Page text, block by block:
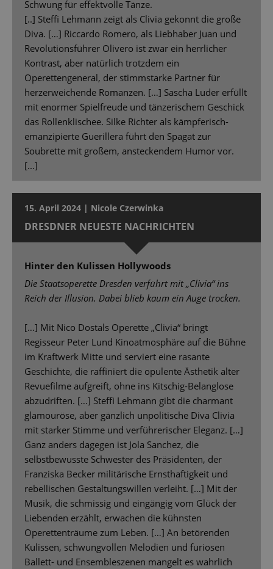
Schwung für effektvolle Tänze.
[..] Steffi Lehmann zeigt als Clivia gekonnt die große
Diva. […] Riccardo Romero, als Liebhaber Juan und
Revolutionsführer Olivero ist zwar ein herrlicher
Kontrast, aber natürlich trotzdem ein
Operettengeneral, der stimmstarke Partner für
herzerweichende Romanzen. […] Sascha Luder erfüllt
mit enormer Spielfreude und tänzerischem Geschick
das Rollenklischee. Silke Richter als kämpferisch-
emanzipierte Guerillera führt den Spagat zur
Soubrette mit großem, ansteckendem Humor vor.
[...]
15. April 2024 | Nicole Czerwinka
DRESDNER NEUESTE NACHRICHTEN
Hinter den Kulissen Hollywoods
Die Staatsoperette Dresden verführt mit „Clivia“ ins
Reich der Illusion. Dabei blieb kaum ein Auge trocken.
[…] Mit Nico Dostals Operette „Clivia“ bringt
Regisseur Peter Lund Kinoatmosphäre auf die Bühne
im Kraftwerk Mitte und serviert eine rasante
Geschichte, die raffiniert die opulente Ästhetik alter
Revuefilme aufgreift, ohne ins Kitschig-Belanglose
abzudriften. […] Steffi Lehmann gibt die charmant
glamouröse, aber gänzlich unpolitische Diva Clivia
mit starker Stimme und verführerischer Eleganz. […]
Ganz anders dagegen ist Jola Sanchez, die
selbstbewusste Schwester des Präsidenten, der
Franziska Becker militärische Ernsthaftigkeit und
rebellischen Gestaltungswillen verleiht. […] Mit der
Musik, die schmissig und eingängig vom Glück der
Liebenden erzählt, erwachen die kühnsten
Operettenträume zum Leben. […] An betörenden
Kulissen, schwungvollen Melodien und furiosen
Ballett- und Ensembleszenen mangelt es wahrlich